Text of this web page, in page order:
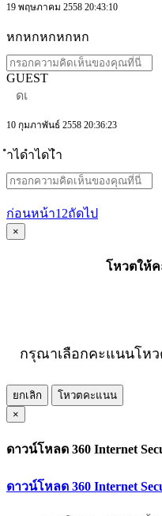
19 พฤษภาคม 2558 20:43:10
หกหกหกหกหก
GUEST
ดเ
10 กุมภาพันธ์ 2558 20:36:23
ำไดำไดไำ
ก่อนหน้า1 2ถัดไป
×
โหวตให้
กรุณาเลือกคะแนนโห
ยกเลิก
โหวตคะแนน
×
ดาวน์โหลด 360 Internet
ดาวน์โหลด 360 Internet